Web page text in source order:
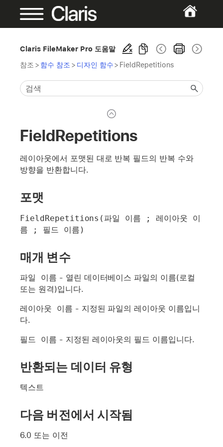
Claris FileMaker Pro 도움말
참조 > 함수 참조 > 디자인 함수> FieldRepetitions
FieldRepetitions
레이아웃에서 포맷된 대로 반복 필드의 반복 수와
방향을 반환합니다.
포맷
FieldRepetitions(파일 이름 ; 레이아웃 이
름 ; 필드 이름)
매개 변수
파일 이름 - 열린 데이터베이스 파일의 이름(로컬
또는 원격)입니다.
레이아웃 이름 - 지정된 파일의 레이아웃 이름입니
다.
필드 이름 - 지정된 레이아웃의 필드 이름입니다.
반환되는 데이터 유형
텍스트
다음 버전에서 시작됨
6.0 또는 이전